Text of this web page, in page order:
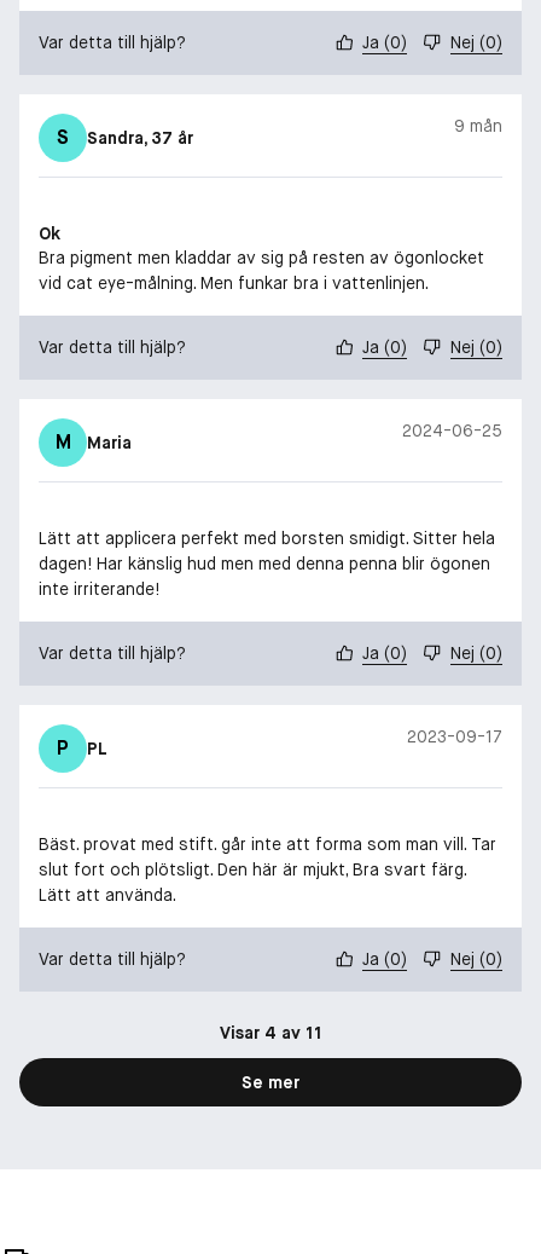
Var detta till hjälp? Ja (0) Nej (0)
S Sandra, 37 år
9 mån
Ok
Bra pigment men kladdar av sig på resten av ögonlocket
vid cat eye-målning. Men funkar bra i vattenlinjen.
Var detta till hjälp? Ja (0) Nej (0)
M Maria
2024-06-25
Lätt att applicera perfekt med borsten smidigt. Sitter hela
dagen! Har känslig hud men med denna penna blir ögonen
inte irriterande!
Var detta till hjälp? Ja (0) Nej (0)
P PL
2023-09-17
Bäst. provat med stift. går inte att forma som man vill. Tar
slut fort och plötsligt. Den här är mjukt, Bra svart färg.
Lätt att använda.
Var detta till hjälp? Ja (0) Nej (0)
Visar 4 av 11
Se mer